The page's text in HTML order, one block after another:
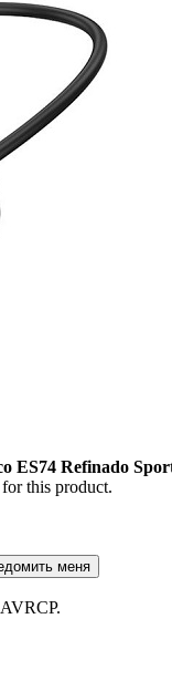
ES74 Refinado
this product.